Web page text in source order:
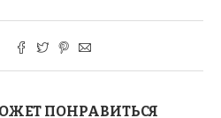
ПОНРАВИТЬСЯ